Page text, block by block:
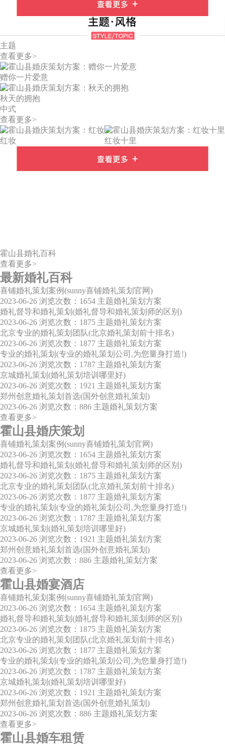
主题
查看更多>
赠你一片爱意
秋天的拥抱
中式
查看更多>
红妆 红妆十里
霍山县婚礼百科
查看更多>
最新婚礼百科
喜铺婚礼策划案例(sunny喜铺婚礼策划官网)
2023-06-26 浏览次数：1654 主题婚礼策划方案
婚礼督导和婚礼策划(婚礼督导和婚礼策划师的区别)
2023-06-26 浏览次数：1875 主题婚礼策划方案
北京专业的婚礼策划团队(北京婚礼策划前十排名)
2023-06-26 浏览次数：1877 主题婚礼策划方案
专业的婚礼策划(专业的婚礼策划公司,为您量身打造!)
2023-06-26 浏览次数：1787 主题婚礼策划方案
京城婚礼策划(婚礼策划培训哪里好)
2023-06-26 浏览次数：1921 主题婚礼策划方案
郑州创意婚礼策划首选(国外创意婚礼策划)
2023-06-26 浏览次数：886 主题婚礼策划方案
查看更多>
霍山县婚庆策划
喜铺婚礼策划案例(sunny喜铺婚礼策划官网)
2023-06-26 浏览次数：1654 主题婚礼策划方案
婚礼督导和婚礼策划(婚礼督导和婚礼策划师的区别)
2023-06-26 浏览次数：1875 主题婚礼策划方案
北京专业的婚礼策划团队(北京婚礼策划前十排名)
2023-06-26 浏览次数：1877 主题婚礼策划方案
专业的婚礼策划(专业的婚礼策划公司,为您量身打造!)
2023-06-26 浏览次数：1787 主题婚礼策划方案
京城婚礼策划(婚礼策划培训哪里好)
2023-06-26 浏览次数：1921 主题婚礼策划方案
郑州创意婚礼策划首选(国外创意婚礼策划)
2023-06-26 浏览次数：886 主题婚礼策划方案
查看更多>
霍山县婚宴酒店
喜铺婚礼策划案例(sunny喜铺婚礼策划官网)
2023-06-26 浏览次数：1654 主题婚礼策划方案
婚礼督导和婚礼策划(婚礼督导和婚礼策划师的区别)
2023-06-26 浏览次数：1875 主题婚礼策划方案
北京专业的婚礼策划团队(北京婚礼策划前十排名)
2023-06-26 浏览次数：1877 主题婚礼策划方案
专业的婚礼策划(专业的婚礼策划公司,为您量身打造!)
2023-06-26 浏览次数：1787 主题婚礼策划方案
京城婚礼策划(婚礼策划培训哪里好)
2023-06-26 浏览次数：1921 主题婚礼策划方案
郑州创意婚礼策划首选(国外创意婚礼策划)
2023-06-26 浏览次数：886 主题婚礼策划方案
查看更多>
霍山县婚车租赁